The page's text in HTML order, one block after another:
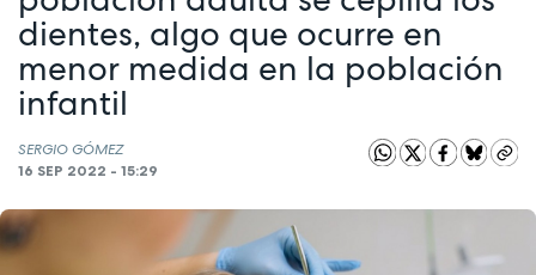
dientes, algo que ocurre en
menor medida en la población
infantil
SERGIO GÓMEZ
16 SEP 2022 - 15:29